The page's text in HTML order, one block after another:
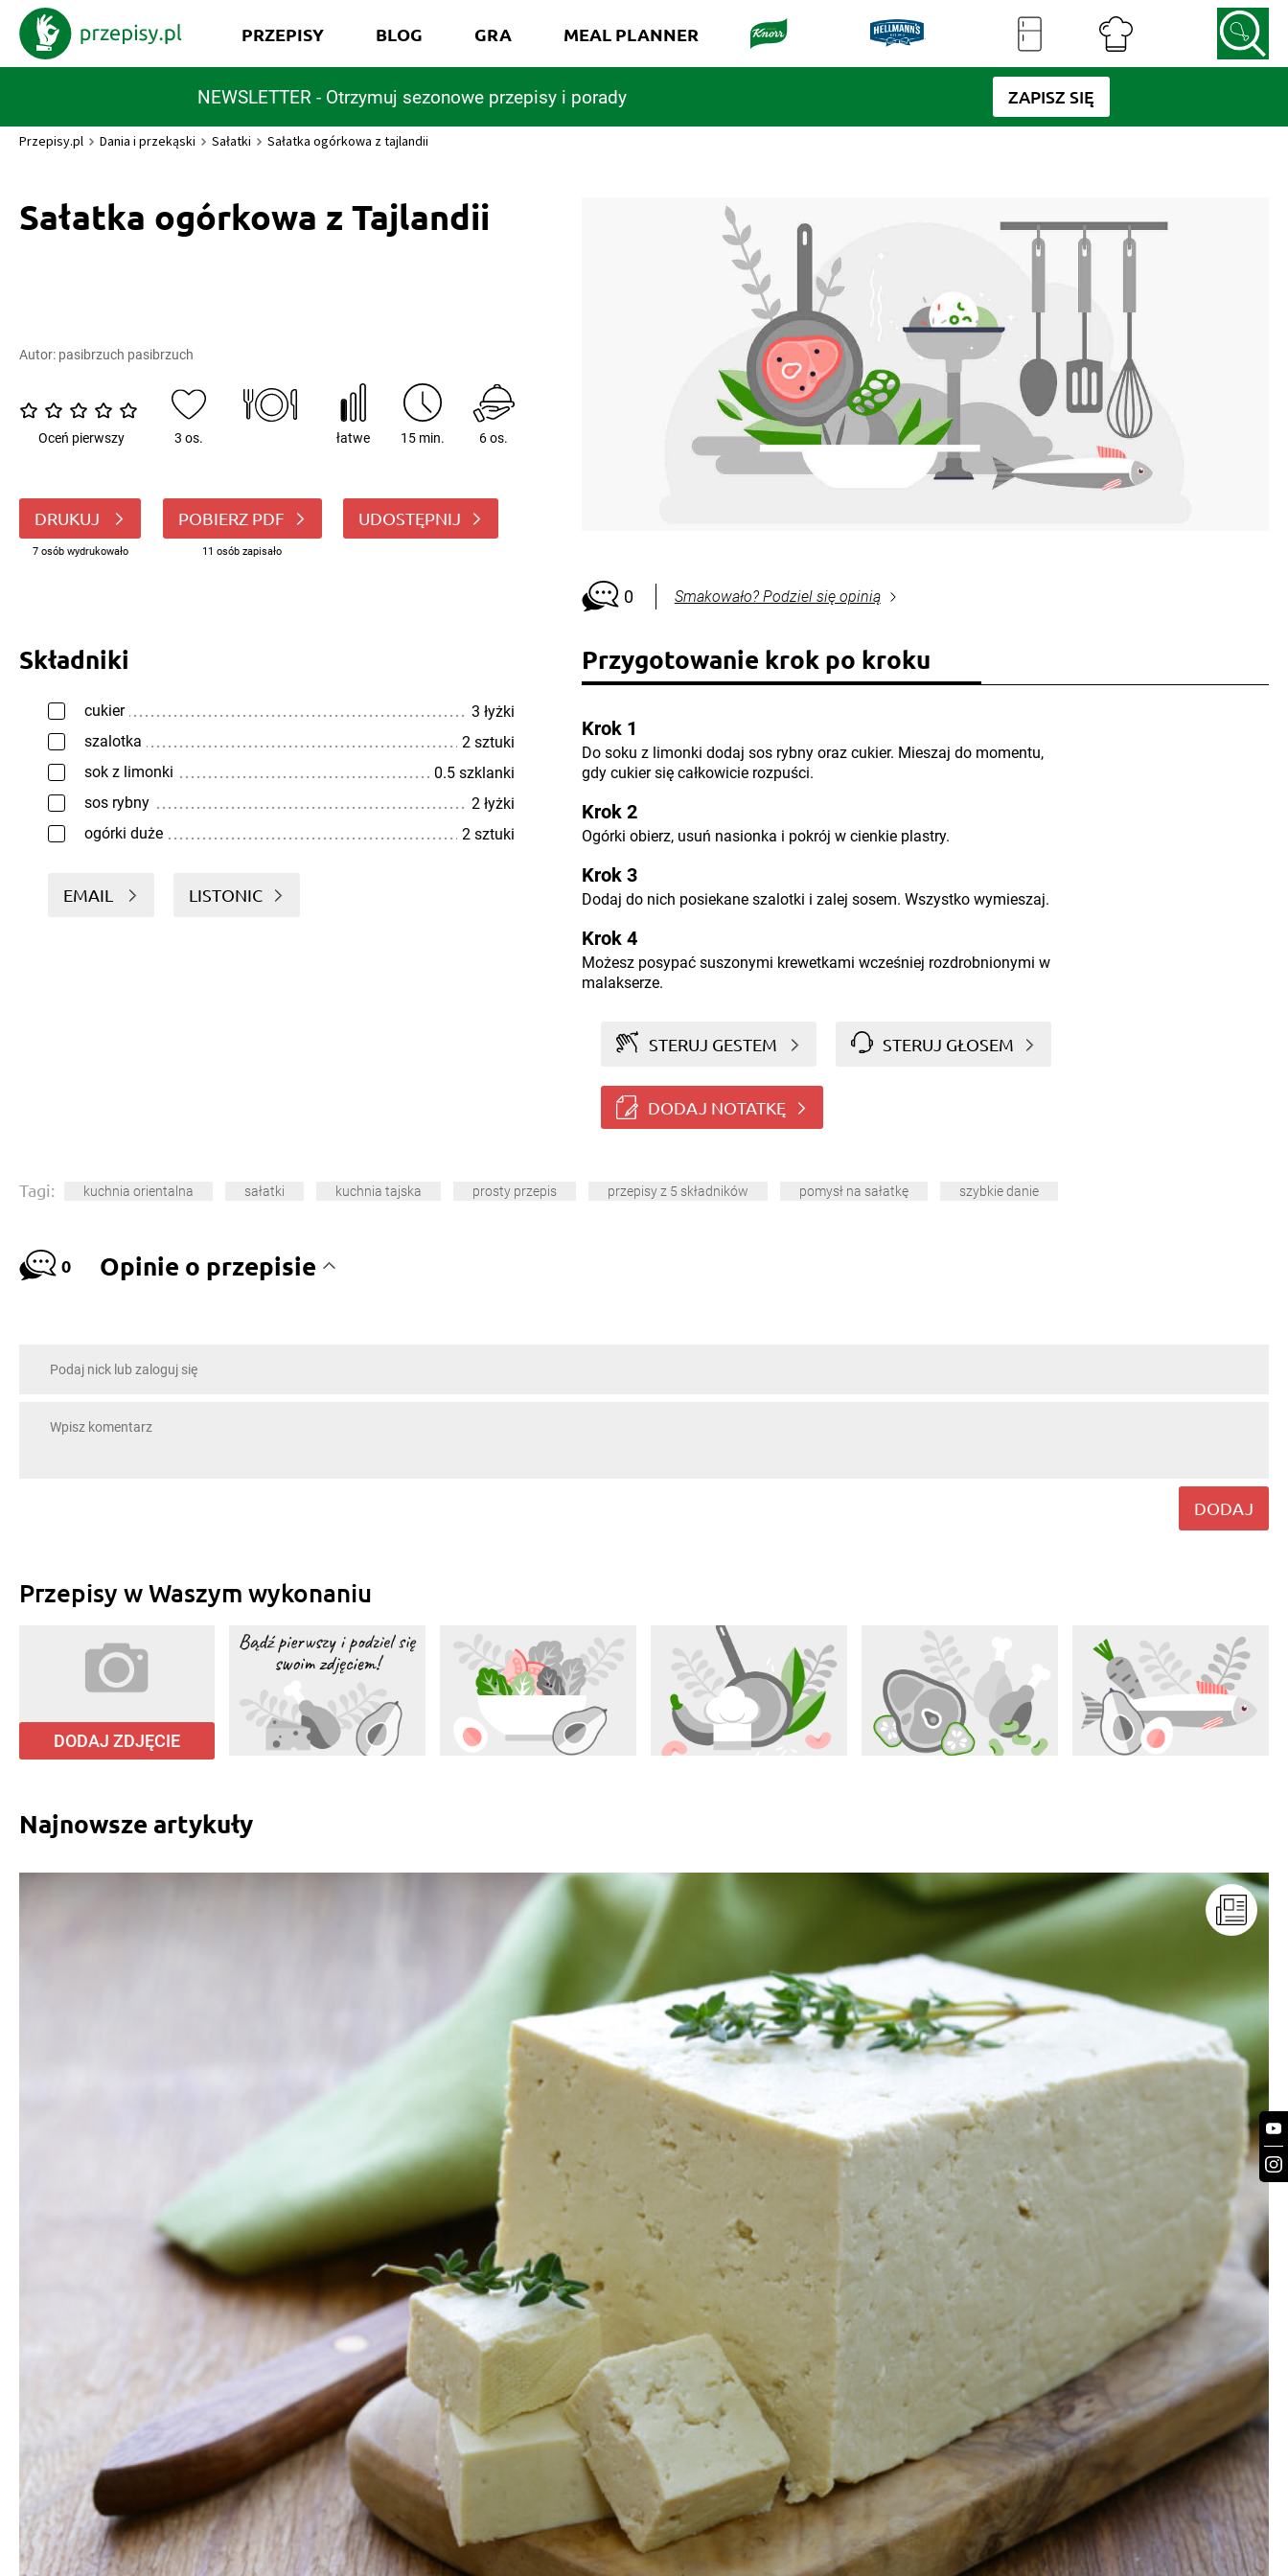
NEWSLETTER - Otrzymuj sezonowe przepisy i porady ZAPISZ SIĘ
PRZEPISY BLOG GRA MEAL PLANNER
Przepisy.pl Dania i przekąski Sałatki Sałatka ogórkowa z tajlandii
Sałatka ogórkowa z Tajlandii
Autor: pasibrzuch pasibrzuch
Oceń pierwszy 3 os. łatwe 15 min. 6 os.
DRUKUJ
7 osób wydrukowało
POBIERZ PDF
11 osób zapisało
UDOSTĘPNIJ
0 Smakowało? Podziel się opinią
Składniki
cukier
3 łyżki
szalotka
2 sztuki
sok z limonki
0.5 szklanki
sos rybny
2 łyżki
ogórki duże
2 sztuki
EMAIL LISTONIC
Przygotowanie krok po kroku
Krok 1
Do soku z limonki dodaj sos rybny oraz cukier. Mieszaj do momentu,
gdy cukier się całkowicie rozpuści.
Krok 2
Ogórki obierz, usuń nasionka i pokrój w cienkie plastry.
Krok 3
Dodaj do nich posiekane szalotki i zalej sosem. Wszystko wymieszaj.
Krok 4
Możesz posypać suszonymi krewetkami wcześniej rozdrobnionymi w
malakserze.
STERUJ GESTEM STERUJ GŁOSEM
DODAJ NOTATKĘ
Tagi: kuchnia orientalna sałatki kuchnia tajska prosty przepis przepisy z 5 składników pomysł na sałatkę szybkie danie
0 Opinie o przepisie
DODAJ
Przepisy w Waszym wykonaniu
DODAJ ZDJĘCIE
Najnowsze artykuły